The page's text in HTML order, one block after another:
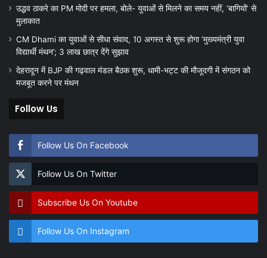
उद्धव ठाकरे का PM मोदी पर हमला, बोले- युवाओं से मिलने का समय नहीं, ‘बागियों’ से
मुलाकात
CM Dhami का युवाओं से सीधा संवाद, 10 अगस्त से शुरू होगा ‘मुख्यमंत्री युवा
विद्यार्थी मंथन’; 3 लाख छात्र देंगे सुझाव
देहरादून में BJP की गढ़वाल मंडल बैठक शुरू, धामी-भट्ट की मौजूदगी में संगठन को
मजबूत करने पर मंथन
Follow Us
Follow Us On Facebook
Follow Us On Twitter
Subscribe Us On Youtube
Follow Us On Instagram